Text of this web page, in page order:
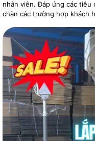
nhân viên. Đáp ứng các tiêu
chặn các trường hợp khách